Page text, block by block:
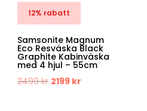
12% rabatt
Samsonite Magnum
Eco Resväska Black
Graphite Kabinväska
med 4 hjul – 55cm
2499kr Det
2199 kr